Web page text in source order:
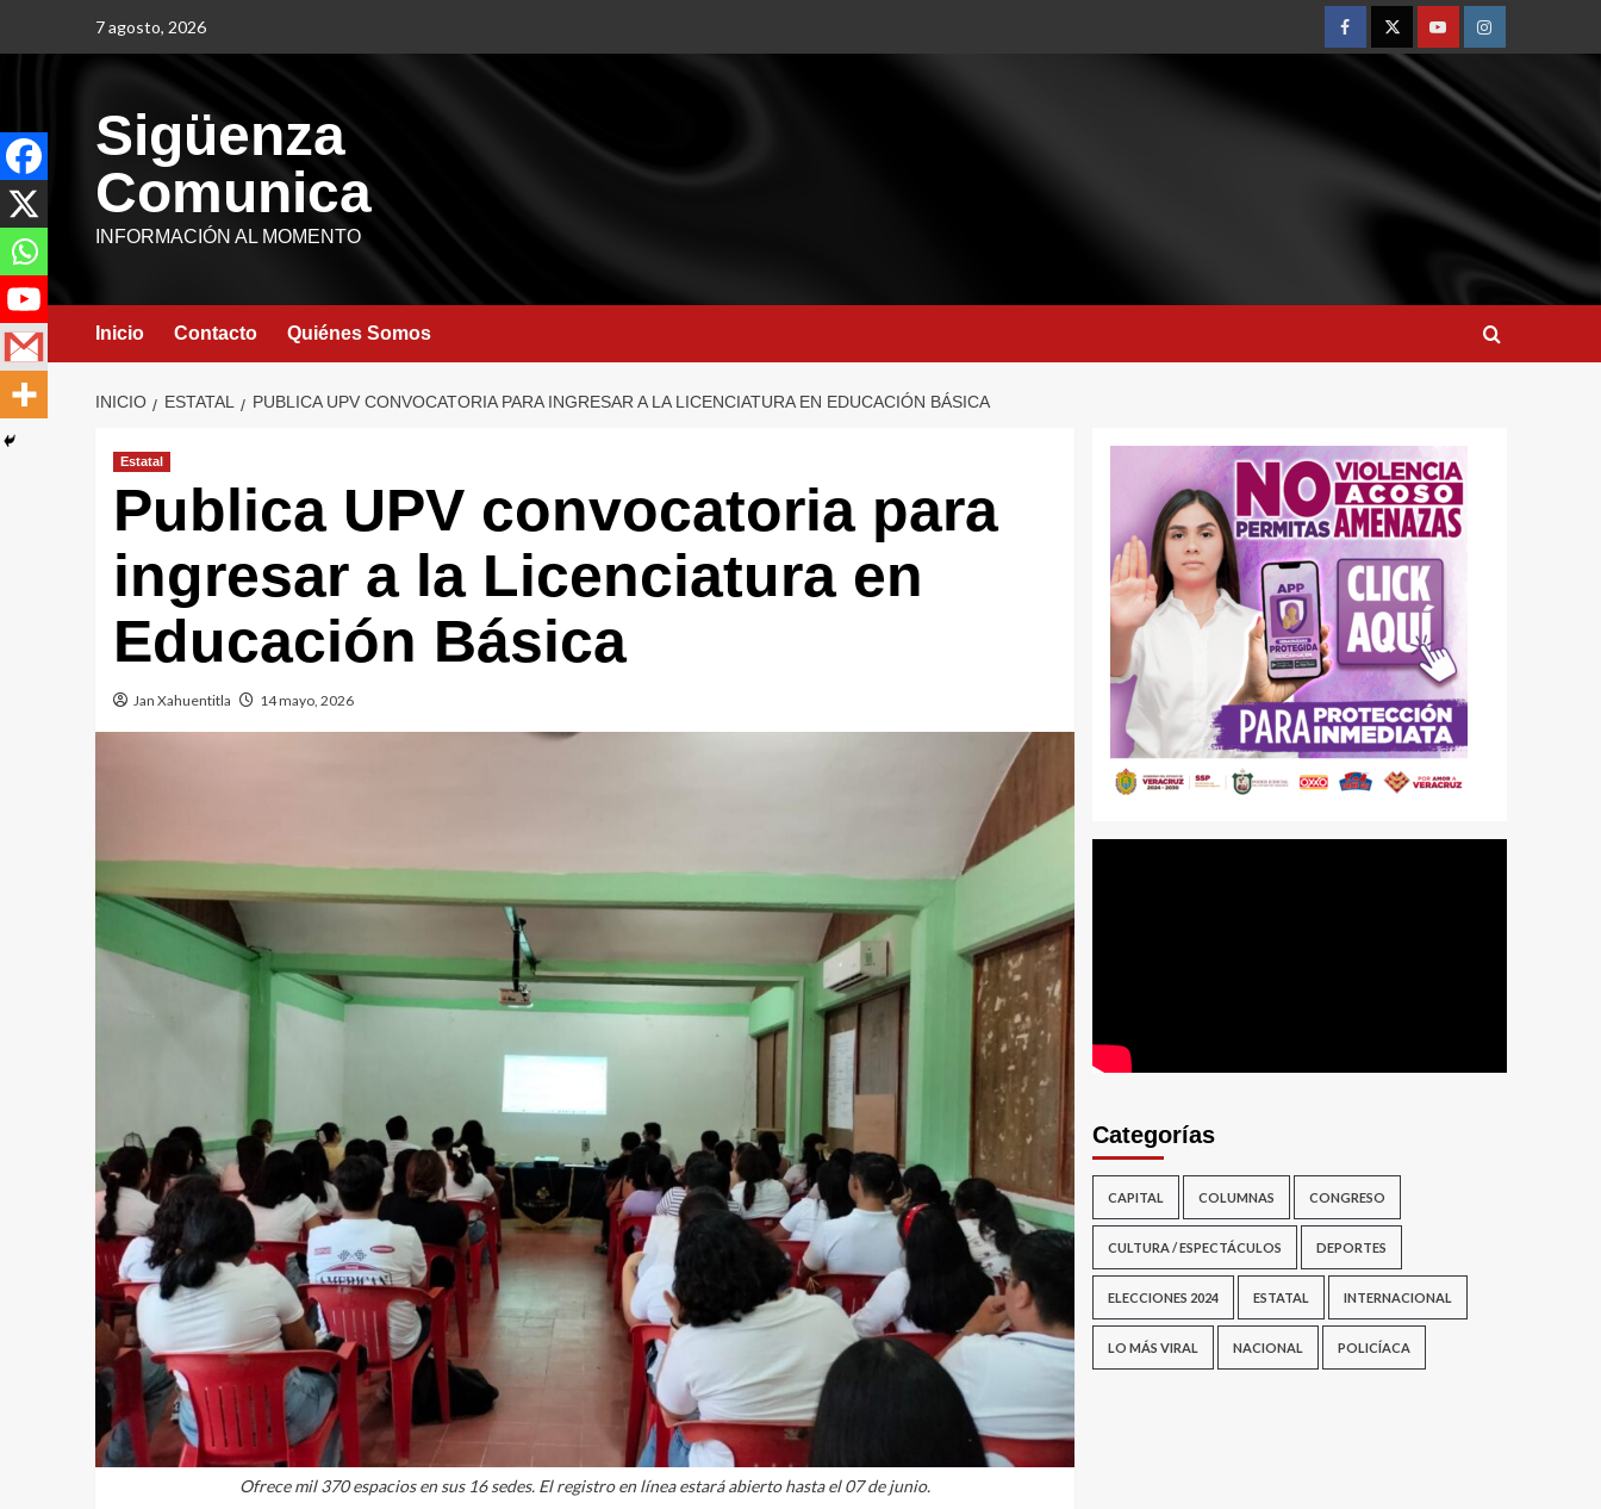
7 agosto, 2026
Sigüenza
Comunica
INFORMACIÓN AL MOMENTO
Inicio Contacto Quiénes Somos
INICIO ESTATAL PUBLICA UPV CONVOCATORIA PARA INGRESAR A LA LICENCIATURA EN EDUCACIÓN BÁSICA
Estatal
Publica UPV convocatoria para
ingresar a la Licenciatura en
Educación Básica
Jan Xahuentitla 14 mayo, 2026
Ofrece mil 370 espacios en sus 16 sedes. El registro en línea estará abierto hasta el 07 de junio.
Categorías
CAPITAL COLUMNAS CONGRESO
CULTURA / ESPECTÁCULOS DEPORTES
ELECCIONES 2024 ESTATAL INTERNACIONAL
LO MÁS VIRAL NACIONAL POLICÍACA